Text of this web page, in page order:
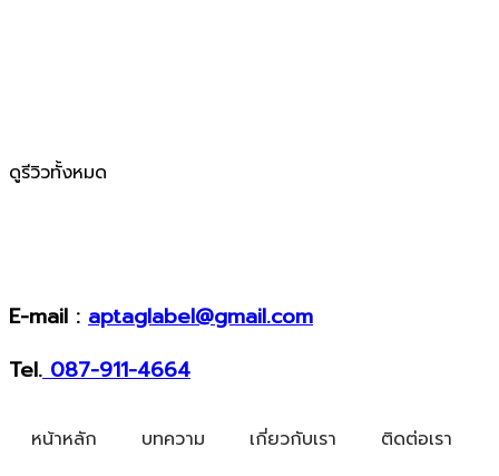
ดูรีวิวทั้งหมด
E-mail : aptaglabel@gmail.com
Tel.087-911-4664
หน้าหลัก บทความ เกี่ยวกับเรา ติดต่อเรา